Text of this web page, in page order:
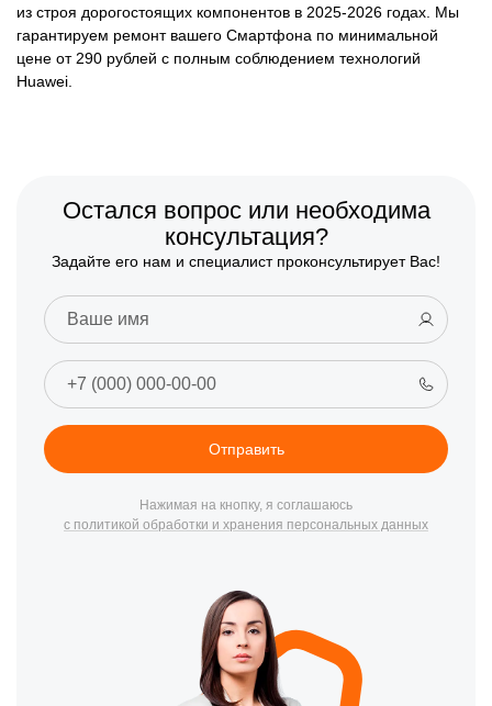
из строя дорогостоящих компонентов в 2025-2026 годах. Мы
гарантируем ремонт вашего Смартфона по минимальной
цене от 290 рублей с полным соблюдением технологий
Huawei.
Остался вопрос или необходима
консультация?
Задайте его нам и специалист проконсультирует Вас!
Отправить
Нажимая на кнопку, я соглашаюсь
с политикой обработки и хранения персональных данных